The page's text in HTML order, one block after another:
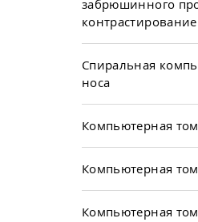
забрюшинного
Спиральная
носа
Компьютерная
Компьютерная
Компьютерная